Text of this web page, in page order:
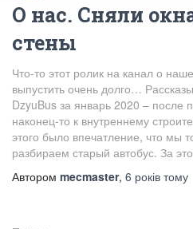
О нас. Сняли
стены
Что-то этот ролик на канал о
выпустить очень долго…
DzyuBus за январь 2020 –
наконец-то к внутреннему
этого было впечатление, что мы
разбираем старый автобус. За
Автором mecmaster, 6 років тому
П